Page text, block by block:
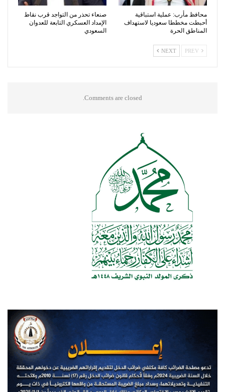
محافظ مأرب: عملية استباقية
أحبطت مخططا سعوديا لاستهداف
المناطق الحرة
صنعاء تحذر من التواجد قرب نقاط
الإمداد العسكري التابعة للعدوان
السعودي
NEXT
Comments are closed.